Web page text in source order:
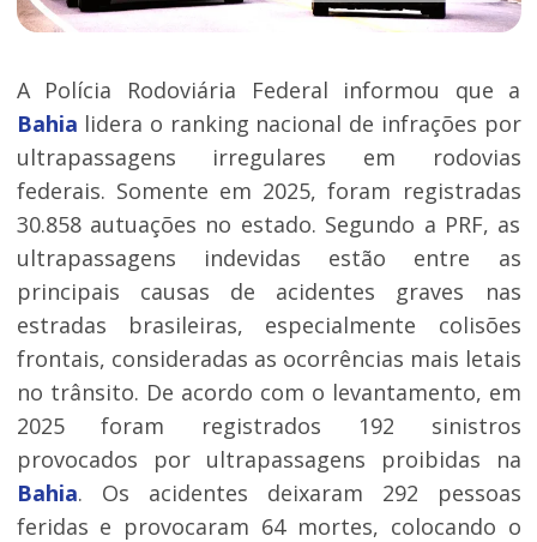
A Polícia Rodoviária Federal informou que a
Bahia lidera o ranking nacional de infrações por
ultrapassagens irregulares em rodovias
federais. Somente em 2025, foram registradas
30.858 autuações no estado. Segundo a PRF, as
ultrapassagens indevidas estão entre as
principais causas de acidentes graves nas
estradas brasileiras, especialmente colisões
frontais, consideradas as ocorrências mais letais
no trânsito. De acordo com o levantamento, em
2025 foram registrados 192 sinistros
provocados por ultrapassagens proibidas na
Bahia. Os acidentes deixaram 292 pessoas
feridas e provocaram 64 mortes, colocando o